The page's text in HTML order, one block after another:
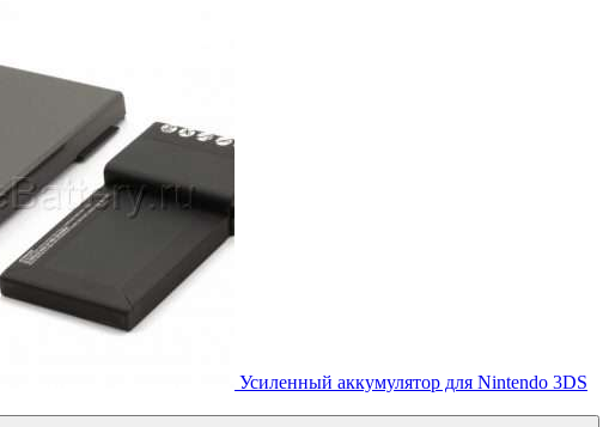
Усиленный аккумулятор для Nintendo 3DS